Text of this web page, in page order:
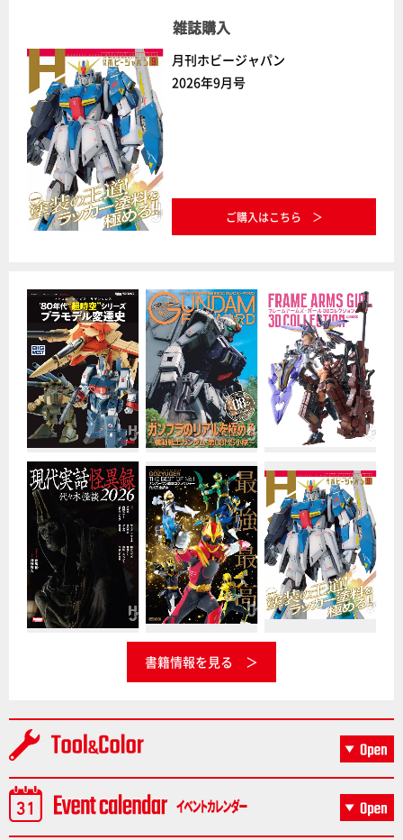
雑誌購入
月刊ホビージャパン
2026年9月号
ご購入はこちら
書籍情報を見る